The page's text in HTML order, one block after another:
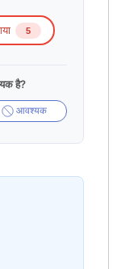
5
है?
आवश्यक